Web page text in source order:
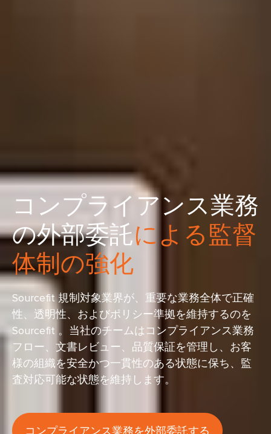
コンプライアンス業務
の外部委託による監督
体制の強化
Sourcefit 規制対象業界が、重要な業務全体で正確
性、透明性、およびポリシー準拠を維持するのを
Sourcefit 。当社のチームはコンプライアンス業務
フロー、文書レビュー、品質保証を管理し、お客
様の組織を安全かつ一貫性のある状態に保ち、監
査対応可能な状態を維持します。
コンプライアンス業務を外部委託する